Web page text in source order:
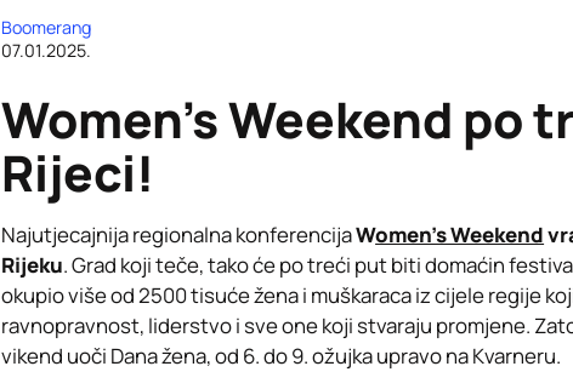
Boomerang
07.01.2025.
Women’s Weekend po
Rijeci!
Najutjecajnija regionalna konferencijaWomen’s Weekend
Rijeku. Grad koji teče, tako će po treći put biti domaćin
okupio više od 2500 tisuće žena i muškaraca iz cijele regije
ravnopravnost, liderstvo i sve one koji stvaraju promjene.
vikend uoči Dana žena, od 6. do 9. ožujka upravo na Kvarneru.